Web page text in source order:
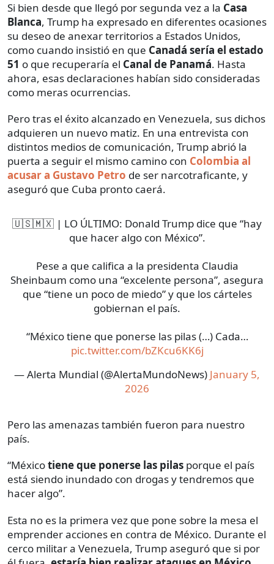
Si bien desde que llegó por segunda vez a la Casa
Blanca, Trump ha expresado en diferentes ocasiones
su deseo de anexar territorios a Estados Unidos,
como cuando insistió en que Canadá sería el estado
51 o que recuperaría el Canal de Panamá. Hasta
ahora, esas declaraciones habían sido consideradas
como meras ocurrencias.
Pero tras el éxito alcanzado en Venezuela, sus dichos
adquieren un nuevo matiz. En una entrevista con
distintos medios de comunicación, Trump abrió la
puerta a seguir el mismo camino con Colombia al
acusar a Gustavo Petro de ser narcotraficante, y
aseguró que Cuba pronto caerá.
🇺🇸🇲🇽 | LO ÚLTIMO: Donald Trump dice que “hay
que hacer algo con México”.
Pese a que califica a la presidenta Claudia
Sheinbaum como una “excelente persona”, asegura
que “tiene un poco de miedo” y que los cárteles
gobiernan el país.
“México tiene que ponerse las pilas (…) Cada…
pic.twitter.com/bZKcu6KK6j
— Alerta Mundial (@AlertaMundoNews) January 5,
2026
Pero las amenazas también fueron para nuestro
país.
“Méxicotiene que ponerse las pilas porque el país
está siendo inundado con drogas y tendremos que
hacer algo”.
Esta no es la primera vez que pone sobre la mesa el
emprender acciones en contra de México. Durante el
cerco militar a Venezuela, Trump aseguró que si por